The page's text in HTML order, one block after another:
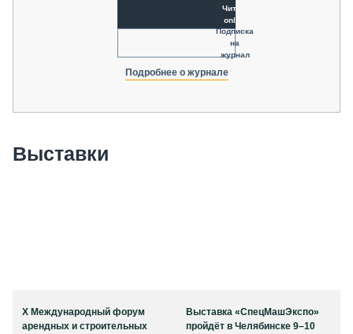
Читать
online
Подписка
на
журнал
Подробнее о журнале
Выставки
X Международный форум
арендных и строительных
Выставка «СпецМашЭкспо»
пройдёт в Челябинске 9–10